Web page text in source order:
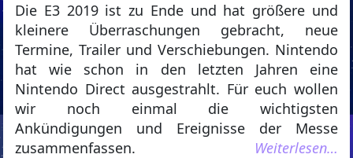
Die E3 2019 ist zu Ende und hat größere und
kleinere Überraschungen gebracht, neue
Termine, Trailer und Verschiebungen. Nintendo
hat wie schon in den letzten Jahren eine
Nintendo Direct ausgestrahlt. Für euch wollen
wir noch einmal die wichtigsten
Ankündigungen und Ereignisse der Messe
zusammenfassen.
Weiterlesen…